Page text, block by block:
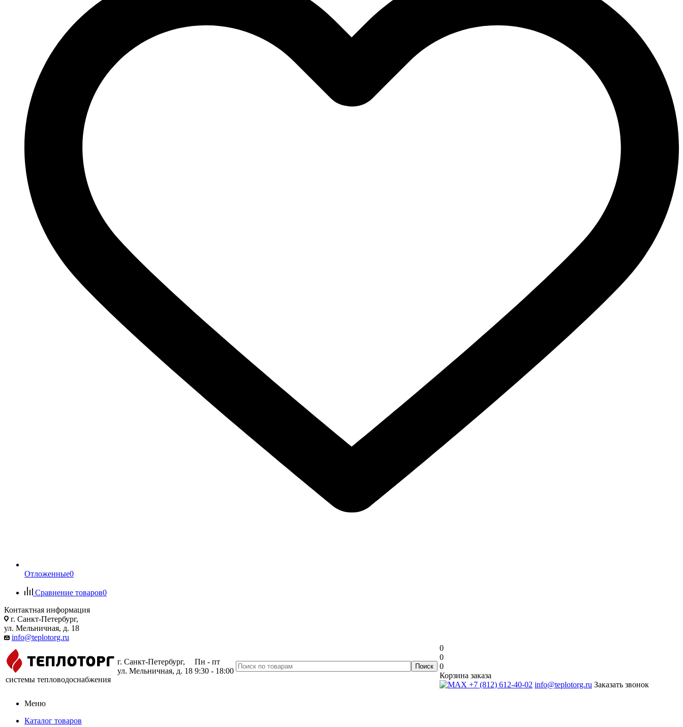
Отложенные0
Сравнение товаров0
Контактная информация
г. Санкт-Петербург,
ул. Мельничная, д. 18
info@teplotorg.ru
системы тепловодоснабжения
г. Санкт-Петербург,
ул. Мельничная, д. 18
Пн - пт
9:30 - 18:00
0
0
0
Корзина заказа
+7 (812) 612-40-02 info@teplotorg.ru Заказать звонок
Меню
Каталог товаров